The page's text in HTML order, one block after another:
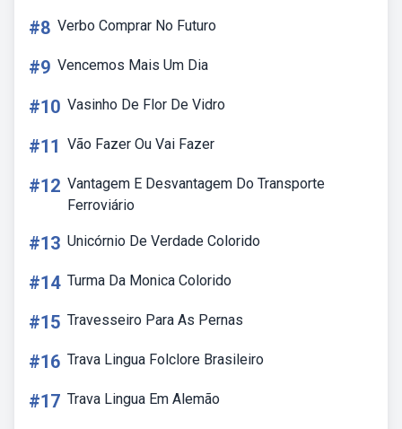
#8 Verbo Comprar No Futuro
#9 Vencemos Mais Um Dia
#10 Vasinho De Flor De Vidro
#11 Vão Fazer Ou Vai Fazer
#12 Vantagem E Desvantagem Do Transporte
Ferroviário
#13 Unicórnio De Verdade Colorido
#14 Turma Da Monica Colorido
#15 Travesseiro Para As Pernas
#16 Trava Lingua Folclore Brasileiro
#17 Trava Lingua Em Alemão